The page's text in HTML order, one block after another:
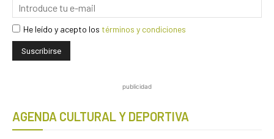
He leído y acepto los términos y condiciones
publicidad
AGENDA CULTURAL Y DEPORTIVA